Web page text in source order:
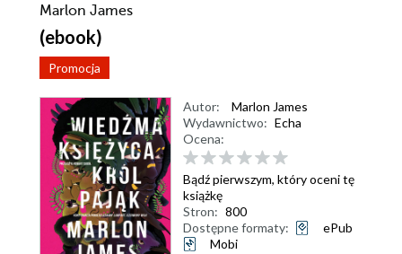
Marlon James
(ebook)
Promocja
Autor:
Marlon James
Wydawnictwo: Echa
Ocena:
Bądź pierwszym, który oceni tę
książkę
Stron: 800
Dostępne formaty:
ePub
Mobi